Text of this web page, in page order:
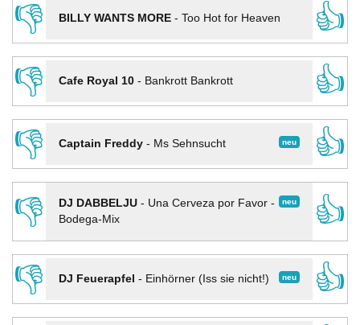
👎
BILLY WANTS MORE- Too Hot for Heaven
👍
👎
Cafe Royal 10- Bankrott Bankrott
👍
👎
neu
Captain Freddy- Ms Sehnsucht
👍
👎
neu
DJ DABBELJU- Una Cerveza por Favor -
Bodega-Mix
👍
👎
neu
DJ Feuerapfel - Einhörner (Iss sie nicht!)
👍